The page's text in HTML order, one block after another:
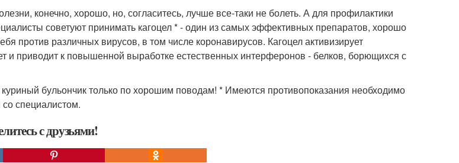
конечно, хорошо, но, согласитесь, лучше все-таки не болеть. А для профилактики
советуют принимать кагоцел * - один из самых эффективных препаратов, хорошо
против различных вирусов, в том числе коронавирусов. Кагоцел активизирует
и приводит к повышенной выработке естественных интерферонов - белков, борющихся с
куриный бульончик только по хорошим поводам! * Имеются противопоказания необходимо
со специалистом.
с друзьями!